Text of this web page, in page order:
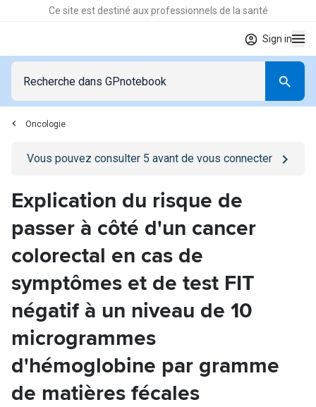
Ce site est destiné aux professionnels de la santé
Sign in
Oncologie
Go to/se-connecterpage
Vous pouvez consulter 5 avant de vous connecter
Explication du risque de
passer à côté d'un cancer
colorectal en cas de
symptômes et de test FIT
négatif à un niveau de 10
microgrammes
d'hémoglobine par gramme
de matières fécales